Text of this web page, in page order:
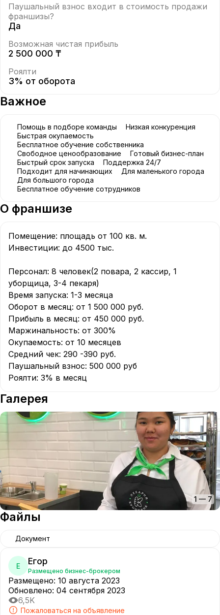
Паушальный взнос входит в стоимость продажи
франшизы?
Да
Возможная чистая прибыль
2 500 000 ₸
Роялти
3% от оборота
Важное
Помощь в подборе команды
Низкая конкуренция
Быстрая окупаемость
Бесплатное обучение собственника
Cвободное ценообразование
Готовый бизнес-план
Быстрый срок запуска
Поддержка 24/7
Подходит для начинающих
Для маленького города
Для большого города
Бесплатное обучение сотрудников
О франшизе
Помещение: площадь от 100 кв. м.
Инвестиции: до 4500 тыс.
Персонал: 8 человек(2 повара, 2 кассир, 1
уборщица, 3-4 пекаря)
Время запуска: 1-3 месяца
Оборот в месяц: от 1 500 000 руб.
Прибыль в месяц: от 450 000 руб.
Маржинальность: от 300%
Окупаемость: от 10 месяцев
Средний чек: 290 -390 руб.
Паушальный взнос: 500 000 руб
Галерея
1 — 7
Файлы
Документ
Е Егор
Размещено бизнес-брокером
Размещено: 10 августа 2023
Обновлено: 04 сентября 2023
6,5K
Пожаловаться на объявление